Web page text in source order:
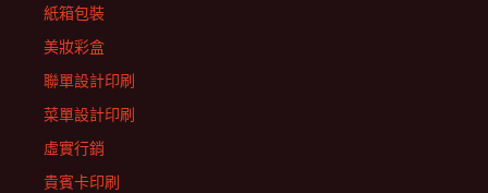
紙箱包裝
美妝彩盒
聯單設計印刷
菜單設計印刷
虛實行銷
貴賓卡印刷